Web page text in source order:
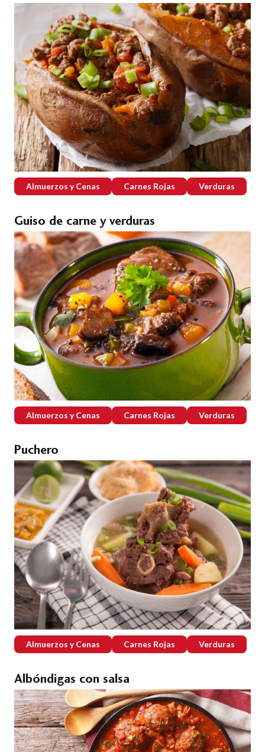
Almuerzos y Cenas Carnes Rojas Verduras
Guiso de carne y verduras
Almuerzos y Cenas Carnes Rojas Verduras
Puchero
Almuerzos y Cenas Carnes Rojas Verduras
Albóndigas con salsa